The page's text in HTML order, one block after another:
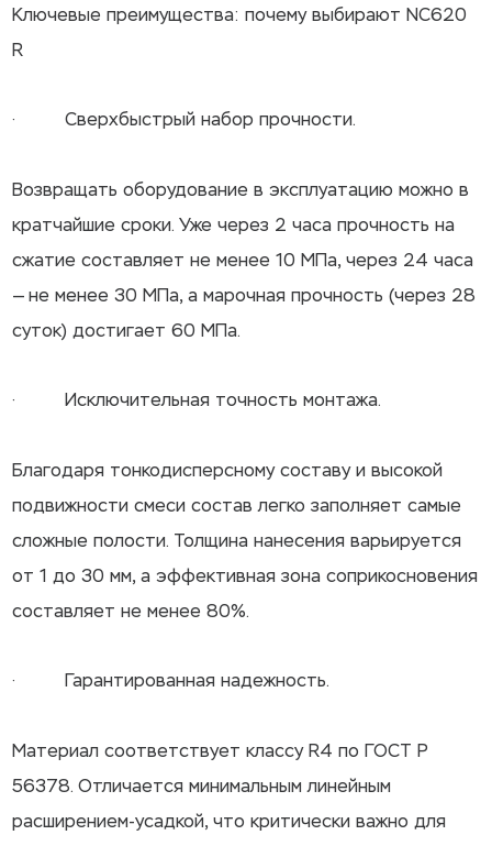
Ключевые преимущества: почему выбирают NC620
R
· Сверхбыстрый набор прочности.
Возвращать оборудование в эксплуатацию можно в
кратчайшие сроки. Уже через 2 часа прочность на
сжатие составляет не менее 10 МПа, через 24 часа
— не менее 30 МПа, а марочная прочность (через 28
суток) достигает 60 МПа.
· Исключительная точность монтажа.
Благодаря тонкодисперсному составу и высокой
подвижности смеси состав легко заполняет самые
сложные полости. Толщина нанесения варьируется
от 1 до 30 мм, а эффективная зона соприкосновения
составляет не менее 80%.
· Гарантированная надежность.
Материал соответствует классу R4 по ГОСТ Р
56378. Отличается минимальным линейным
расширением-усадкой, что критически важно для